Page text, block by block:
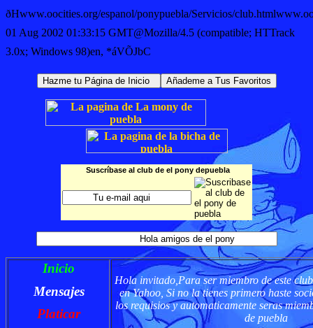
ðHwww.oocities.org/espanol/ponypuebla/Servicios/
01 Aug 2002 01:33:15 GMT@Mozilla/4.5 (compatible; HTTrack
3.0x; Windows 98)en, *áVÕJbC
Suscríbase al club de el pony depuebla
Inicio
Mensajes
Platicar
Hola invitado,Para ser miembro de este
en Yahoo, Si no la tienes primero haste
los requisios y automaticamente seras
de puebla